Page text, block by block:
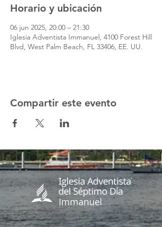
Horario y ubicación
06 jun 2025, 20:00 – 21:30
Iglesia Adventista Immanuel, 4100 Forest Hill
Blvd, West Palm Beach, FL 33406, EE. UU.
Compartir este evento
Immanuel